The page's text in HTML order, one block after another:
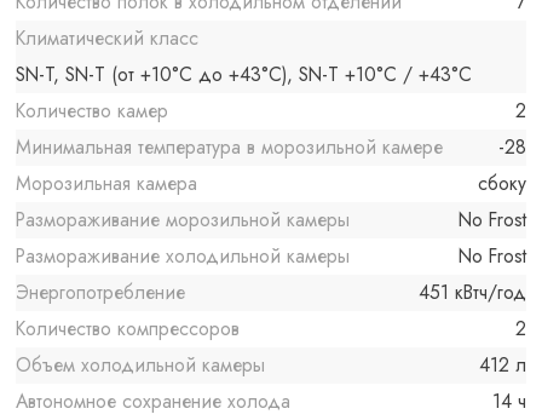
Климатический класс
SN-T, SN-T (от +10°C до +43°C), SN-T +10°C / +43°C
Количество камер
2
Минимальная температура в морозильной камере
-28
Морозильная камера
сбоку
Размораживание морозильной камеры
No Frost
Размораживание холодильной камеры
No Frost
Энергопотребление
451 кВтч/год
Количество компрессоров
2
Объем холодильной камеры
412 л
Автономное сохранение холода
14 ч